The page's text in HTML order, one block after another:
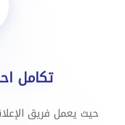
تكامل
حيث يعمل فريق